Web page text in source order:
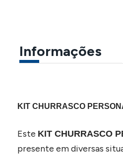
Informações
KIT CHURRASCO
Este KIT CHURRASCO
presente em diversas